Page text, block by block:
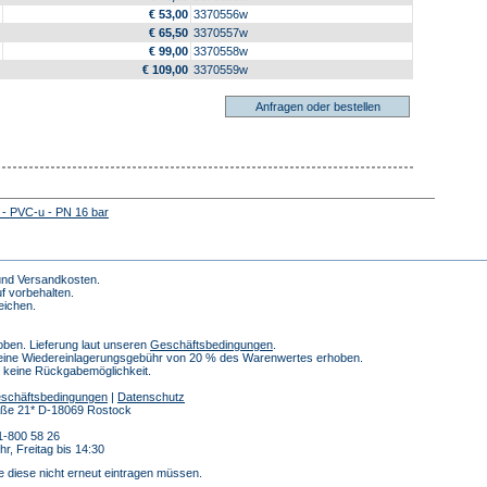
€ 53,00 3370556w
€ 65,50 3370557w
€ 99,00 3370558w
€ 109,00 3370559w
PVC-u - PN 16 bar
Versandkosten.
vorbehalten.
Lieferung laut unseren Geschäftsbedingungen
Wiedereinlagerungsgebühr von 20 % des Warenwertes erhoben.
Rückgabemöglichkeit.
| Datenschutz
21* D-18069 Rostock
800 58 26
Freitag bis 14:30
nicht erneut eintragen müssen.